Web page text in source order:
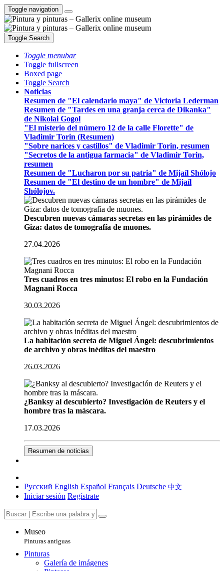
Toggle navigation
Toggle Search
Toggle menubar
Toggle fullscreen
Boxed page
Toggle Search
Noticias
Resumen de "El calendario maya" de Victoria Lederman
Resumen de "Tardes en una granja cerca de Dikanka"
de Nikolai Gogol
"El misterio del número 12 de la calle Florette" de
Vladimir Torin (Resumen)
"Sobre narices y castillos" de Vladimir Torin, resumen
"Secretos de la antigua farmacia" de Vladimir Torin,
resumen
Resumen de "Lucharon por su patria" de Mijaíl Shólojo
Resumen de "El destino de un hombre" de Mijaíl
Shólojov.
Descubren nuevas cámaras secretas en las pirámides de
Giza: datos de tomografía de muones.
27.04.2026
Tres cuadros en tres minutos: El robo en la Fundación
Magnani Rocca
30.03.2026
La habitación secreta de Miguel Ángel: descubrimientos
de archivo y obras inéditas del maestro
26.03.2026
¿Banksy al descubierto? Investigación de Reuters y el
hombre tras la máscara.
17.03.2026
Resumen de noticias
Русский English Español Français Deutsche 中文
Iniciar sesión Regístrate
Museo
Pinturas antiguas
Pinturas
Galería de imágenes